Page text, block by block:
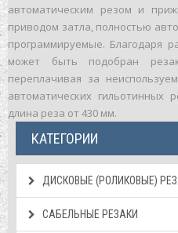
автоматическим резом и
приводом затла, полностью
программируемые. Благодаря
может быть подобран
переплачивая за
автоматических гильотинных
длина реза от 430 мм.
КАТЕГОРИИ
ДИСКОВЫЕ (РОЛИКОВЫЕ)
САБЕЛЬНЫЕ РЕЗАКИ